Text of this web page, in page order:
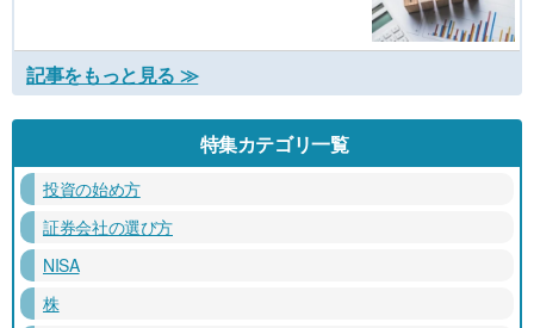
記事をもっと見る ≫
特集カテゴリ一覧
投資の始め方
証券会社の選び方
NISA
株